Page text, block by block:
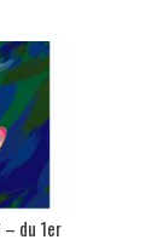
du 1er